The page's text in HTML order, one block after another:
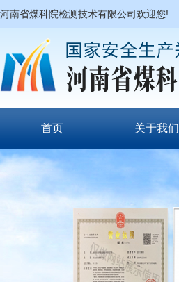
河南省煤科院检测技术有限公司欢迎您!
首页 关于我们